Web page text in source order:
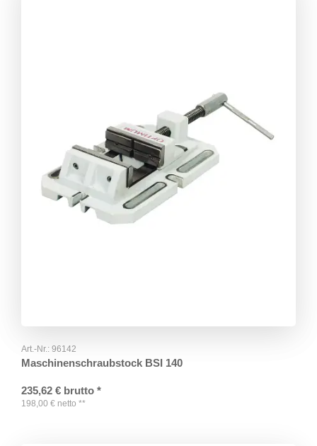
Art.-Nr.: 96142
Maschinenschraubstock BSI 140
235,62 € brutto *
198,00 € netto **